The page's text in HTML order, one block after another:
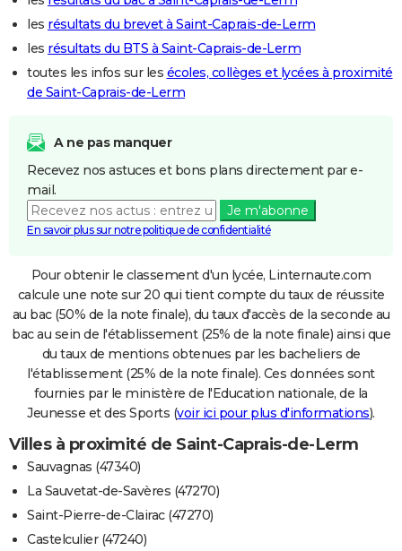
les résultats du brevet à Saint-Caprais-de-Lerm
les résultats du BTS à Saint-Caprais-de-Lerm
toutes les infos sur les écoles, collèges et lycées à proximité
de Saint-Caprais-de-Lerm
A ne pas manquer
Recevez nos astuces et bons plans directement par e-
mail.
Je m'abonne
En savoir plus sur notre politique de confidentialité
Pour obtenir le classement d'un lycée, Linternaute.com
calcule une note sur 20 qui tient compte du taux de réussite
au bac (50% de la note finale), du taux d'accès de la seconde au
bac au sein de l'établissement (25% de la note finale) ainsi que
du taux de mentions obtenues par les bacheliers de
l'établissement (25% de la note finale). Ces données sont
fournies par le ministère de l'Education nationale, de la
Jeunesse et des Sports (voir ici pour plus d'informations).
Villes à proximité de Saint-Caprais-de-Lerm
Sauvagnas (47340)
La Sauvetat-de-Savères (47270)
Saint-Pierre-de-Clairac (47270)
Castelculier (47240)